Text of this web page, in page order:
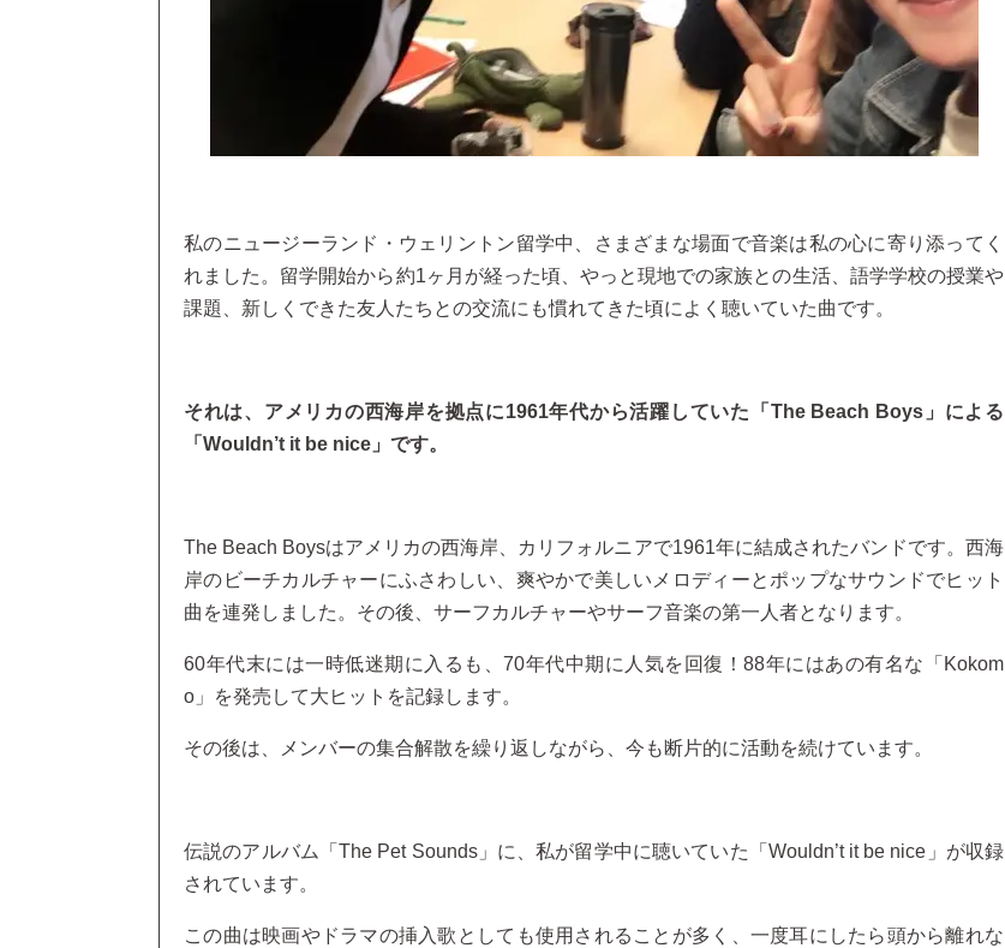
私のニュージーランド・ウェリントン留学中、さまざまな場面で音楽は私の心に寄り添ってく
れました。留学開始から約1ヶ月が経った頃、やっと現地での家族との生活、語学学校の授業や
課題、新しくできた友人たちとの交流にも慣れてきた頃によく聴いていた曲です。
それは、アメリカの西海岸を拠点に1961年代から活躍していた「The Beach Boys」による
「Wouldn’t it be nice」です。
The Beach Boysはアメリカの西海岸、カリフォルニアで1961年に結成されたバンドです。西海
岸のビーチカルチャーにふさわしい、爽やかで美しいメロディーとポップなサウンドでヒット
曲を連発しました。その後、サーフカルチャーやサーフ音楽の第一人者となります。
60年代末には一時低迷期に入るも、70年代中期に人気を回復！88年にはあの有名な「Kokom
o」を発売して大ヒットを記録します。
その後は、メンバーの集合解散を繰り返しながら、今も断片的に活動を続けています。
伝説のアルバム「The Pet Sounds」に、私が留学中に聴いていた「Wouldn’t it be nice」が収録
されています。
この曲は映画やドラマの挿入歌としても使用されることが多く、一度耳にしたら頭から離れな